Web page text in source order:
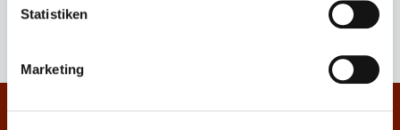
Statistiken
Marketing
Kontakt